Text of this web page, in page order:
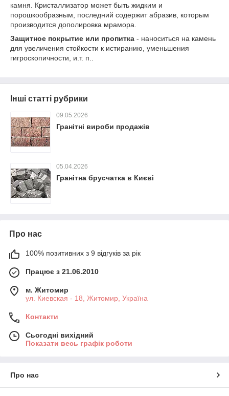
камня. Кристаллизатор может быть жидким и
порошкообразным, последний содержит абразив, которым
производится дополировка мрамора.
Защитное покрытие или пропитка - наноситься на камень
для увеличения стойкости к истиранию, уменьшения
гигроскопичности, и.т. п..
Інші статті рубрики
09.05.2026
Гранітні вироби продажів
05.04.2026
Гранітна брусчатка в Києві
Про нас
100% позитивних з 9 відгуків за рік
Працює з 21.06.2010
м. Житомир
ул. Киевская - 18, Житомир, Україна
Контакти
Сьогодні вихідний
Показати весь графік роботи
Про нас